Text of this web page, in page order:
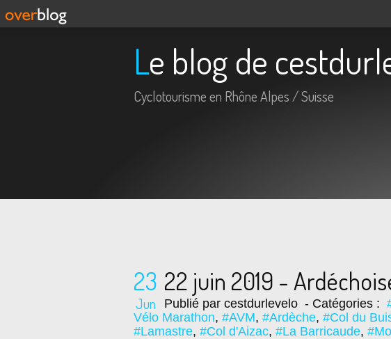
Le blog de
Cyclotourisme en Rhône Alpes / Suisse
23
Jun
22 juin 2019 -
Publié par cestdurlevelo - Catégories :
Vélo Marathon, #AVM, #Ardèche, #Col du
#Lamastre, #Col d'Aizac, #La Barricaude,